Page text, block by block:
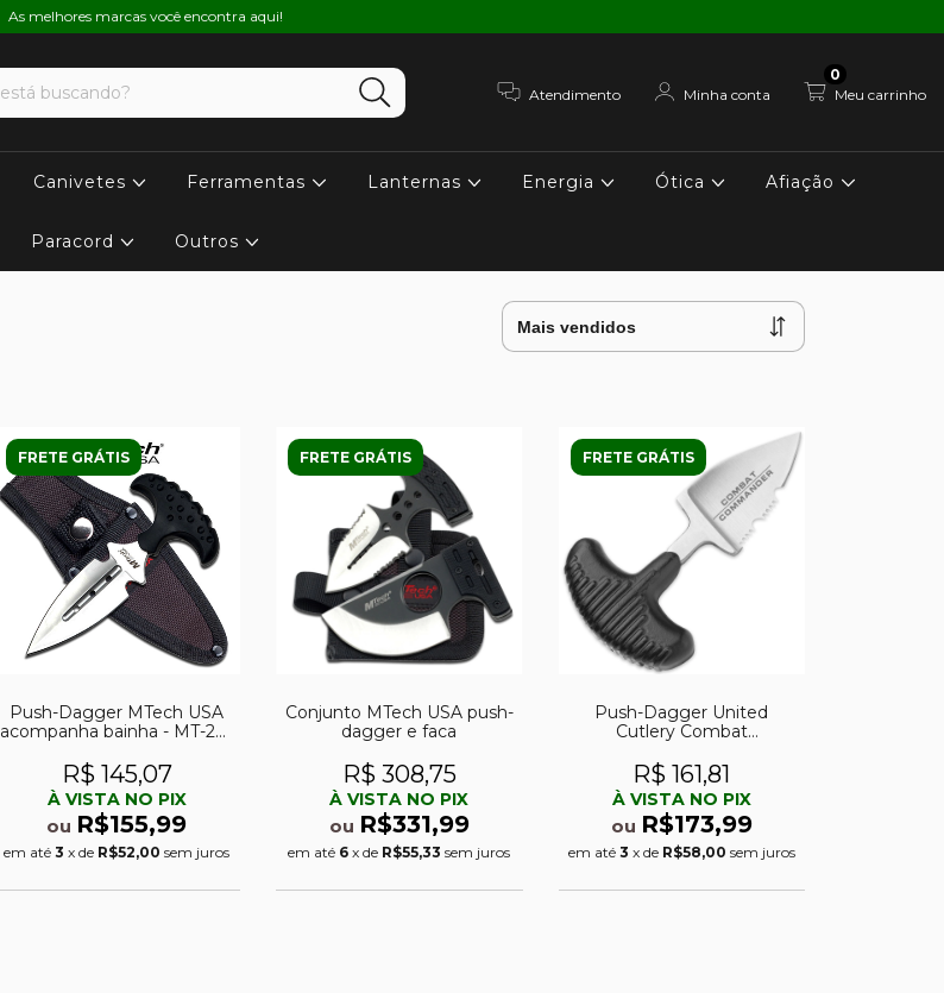
As melhores marcas você encontra aqui!
Atendimento Minha conta Meu carrinho
0
Canivetes Ferramentas Lanternas Energia Ótica Afiação
Paracord Outros
FRETE GRÁTIS
Push-Dagger MTech USA
acompanha bainha - MT-20-
R$ 145,07
À VISTA NO PIX
ou R$155,99
em até3 x de R$52,00 sem juros
FRETE GRÁTIS
Conjunto MTech USA push-
dagger e faca
R$ 308,75
À VISTA NO PIX
ou R$331,99
em até 6 x de R$55,33 sem juros
FRETE GRÁTIS
Push-Dagger United
Cutlery Combat
Dagger
R$ 161,81
À VISTA NO PIX
ou R$173,99
em até 3 x de R$58,00 sem juros